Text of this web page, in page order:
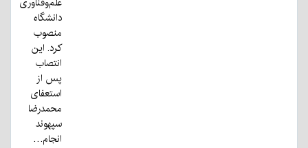
دانشگاه
منصوب
کرد. این
انتصاب
پس از
استعفای
محمدرضا
سپهوند
انجام…